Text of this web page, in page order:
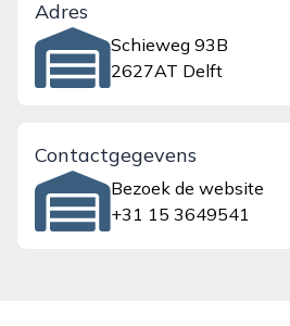
Adres
Schieweg 93B
2627AT Delft
Contactgegevens
Bezoek de website
+31 15 3649541